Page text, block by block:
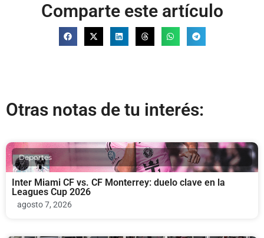
Comparte este artículo
Otras notas de tu interés:
Deportes
Inter Miami CF vs. CF Monterrey: duelo clave en la
Leagues Cup 2026
agosto 7, 2026